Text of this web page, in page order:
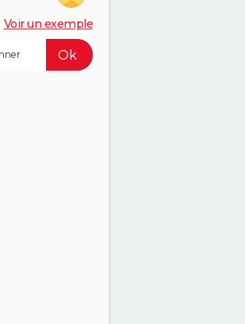
Voir un exemple